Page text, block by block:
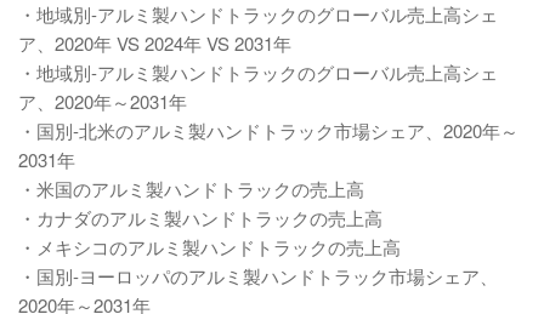
・地域別-アルミ製ハンドトラックのグローバル売上高シェ
ア、2020年 VS 2024年 VS 2031年
・地域別-アルミ製ハンドトラックのグローバル売上高シェ
ア、2020年～2031年
・国別-北米のアルミ製ハンドトラック市場シェア、2020年～
2031年
・米国のアルミ製ハンドトラックの売上高
・カナダのアルミ製ハンドトラックの売上高
・メキシコのアルミ製ハンドトラックの売上高
・国別-ヨーロッパのアルミ製ハンドトラック市場シェア、
2020年～2031年